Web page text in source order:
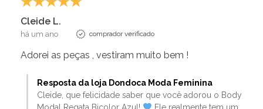
Cleide L.
há um ano comprador verificado
Adorei as peças , vestiram muito bem !
Resposta da loja Dondoca Moda Feminina
Cleide, que felicidade saber que você adorou o Body
Modal Regata Bicolor Azul!
Ele realmente tem um